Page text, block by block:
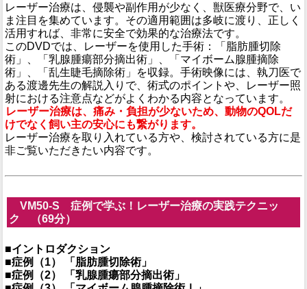
レーザー治療は、侵襲や副作用が少なく、獣医療分野で、い
ま注目を集めています。その適用範囲は多岐に渡り、正しく
活用すれば、非常に安全で効果的な治療法です。
このDVDでは、レーザーを使用した手術：「脂肪腫切除
術」、「乳腺腫瘍部分摘出術」、「マイボーム腺腫摘除
術」、「乱生睫毛摘除術」を収録。手術映像には、執刀医で
ある渡邊先生の解説入りで、術式のポイントや、レーザー照
射における注意点などがよくわかる内容となっています。
レーザー治療は、痛み・負担が少ないため、動物のQOLだ
けでなく飼い主の安心にも繋がります。
レーザー治療を取り入れている方や、検討されている方に是
非ご覧いただきたい内容です。
VM50-S 症例で学ぶ！レーザー治療の実践テクニッ
ク （69分）
■イントロダクション
■症例（1） 「脂肪腫切除術」
■症例（2） 「乳腺腫瘍部分摘出術」